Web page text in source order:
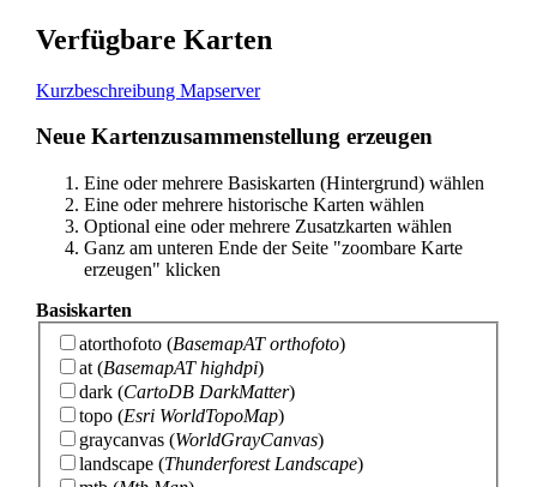
Verfügbare Karten
Kurzbeschreibung Mapserver
Neue Kartenzusammenstellung erzeugen
Eine oder mehrere Basiskarten (Hintergrund) wählen
Eine oder mehrere historische Karten wählen
Optional eine oder mehrere Zusatzkarten wählen
Ganz am unteren Ende der Seite "zoombare Karte
erzeugen" klicken
Basiskarten
atorthofoto (BasemapAT orthofoto)
at (BasemapAT highdpi)
dark (CartoDB DarkMatter)
topo (Esri WorldTopoMap)
graycanvas (WorldGrayCanvas)
landscape (Thunderforest Landscape)